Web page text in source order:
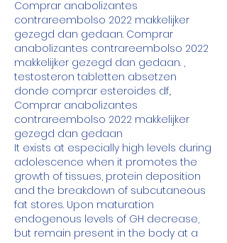
Comprar anabolizantes
contrareembolso 2022 makkelijker
gezegd dan gedaan. Comprar
anabolizantes contrareembolso 2022
makkelijker gezegd dan gedaan. ,
testosteron tabletten absetzen
donde comprar esteroides df,.
Comprar anabolizantes
contrareembolso 2022 makkelijker
gezegd dan gedaan
It exists at especially high levels during
adolescence when it promotes the
growth of tissues, protein deposition
and the breakdown of subcutaneous
fat stores. Upon maturation
endogenous levels of GH decrease,
but remain present in the body at a